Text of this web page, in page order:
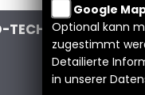
TECHNIK GMBH
Google
Optional kann
zugestimmt
Detailierte
in unserer